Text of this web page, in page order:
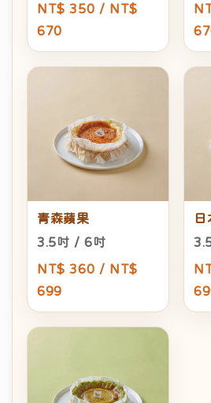
NT$ 350 / NT$
670
青森蘋果
3.5吋 / 6吋
NT$ 360 / NT$
699
日